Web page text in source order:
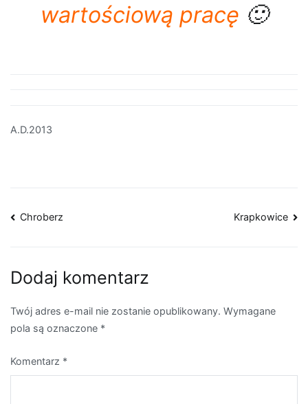
wartościową pracę 🙂
A.D.2013
Nawigacja
Chroberz Krapkowice
Dodaj komentarz
Twój adres e-mail nie zostanie opublikowany. Wymagane
pola są oznaczone *
Komentarz *